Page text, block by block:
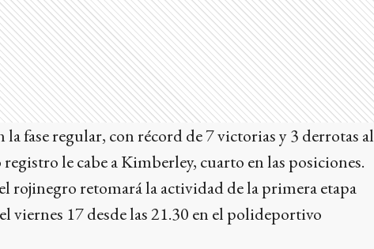
fase regular, con récord de 7 victorias y 3 derrotas al
le cabe a Kimberley, cuarto en las posiciones.
rojinegro retomará la actividad de la primera etapa
viernes 17 desde las 21.30 en el polideportivo